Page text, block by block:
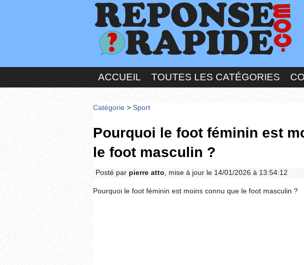
ACCUEIL TOUTES LES CATÉGORIES
Catégorie > Sport
Pourquoi le foot féminin est
le foot masculin ?
Posté par pierre atto , mise à jour le 14/01/2026 à 13:54:12
Pourquoi le foot féminin est moins connu que le foot masculin ?